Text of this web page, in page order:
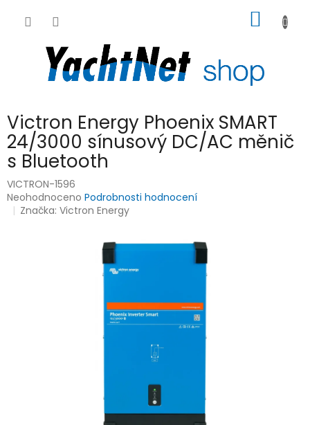
KOŠÍK
Victron Energy Phoenix SMART
24/3000 sínusový DC/AC měnič
s Bluetooth
VICTRON-1596
Průměrné
hodnocení
Neohodnoceno Podrobnosti hodnocení
Značka:Victron Energy